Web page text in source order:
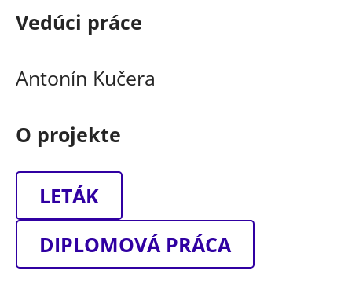
Vedúci práce
Antonín Kučera
O projekte
LETÁK
DIPLOMOVÁ PRÁCA